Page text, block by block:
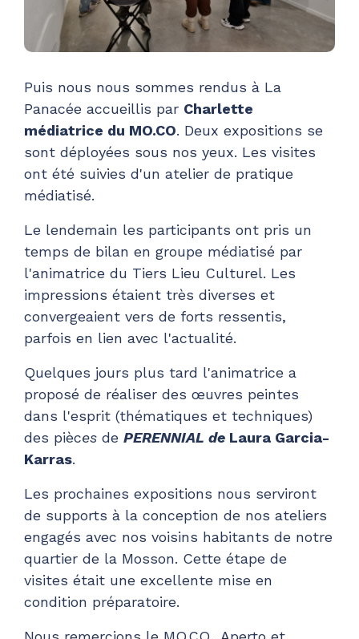
Puis nous nous sommes rendus à La
Panacée accueillis par Charlette
médiatrice du MO.CO. Deux expositions se
sont déployées sous nos yeux. Les visites
ont été suivies d'un atelier de pratique
médiatisé.
Le lendemain les participants ont pris un
temps de bilan en groupe médiatisé par
l'animatrice du Tiers Lieu Culturel. Les
impressions étaient très diverses et
convergeaient vers de forts ressentis,
parfois en lien avec l'actualité.
Quelques jours plus tard l'animatrice a
proposé de réaliser des œuvres peintes
dans l'esprit (thématiques et techniques)
des pièces de PERENNIAL de Laura Garcia-
Karras.
Les prochaines expositions nous serviront
de supports à la conception de nos ateliers
engagés avec nos voisins habitants de notre
quartier de la Mosson. Cette étape de
visites était une excellente mise en
condition préparatoire.